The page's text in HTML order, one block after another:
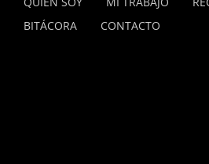
BITÁCORA
CONTACTO